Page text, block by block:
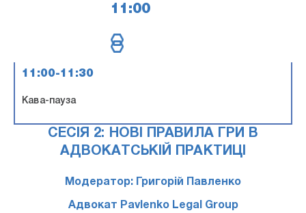
11:00
11:00-11:30
Кава-пауза
СЕСІЯ 2: НОВІ ПРАВИЛА ГРИ В
АДВОКАТСЬКІЙ ПРАКТИЦІ
Модератор: Григорій Павленко
Адвокат Pavlenko Legal Group